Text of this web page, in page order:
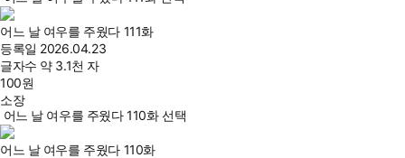
어느 날 여우를 주웠다 111화
등록일 2026.04.23
글자수 약 3.1천 자
100원
소장
어느 날 여우를 주웠다 110화 선택
어느 날 여우를 주웠다 110화